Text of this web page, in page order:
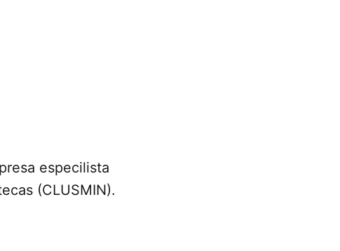
especilista
(CLUSMIN).